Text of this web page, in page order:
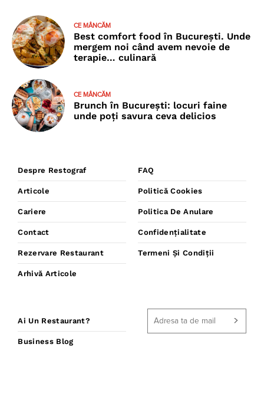
CE MÂNCĂM
Best comfort food în București. Unde
mergem noi când avem nevoie de
terapie… culinară
CE MÂNCĂM
Brunch în București: locuri faine
unde poţi savura ceva delicios
Despre Restograf
Articole
Cariere
Contact
Rezervare Restaurant
Arhivă Articole
FAQ
Politică Cookies
Politica De Anulare
Confidențialitate
Termeni Și Condiții
Ai Un Restaurant?
Business Blog